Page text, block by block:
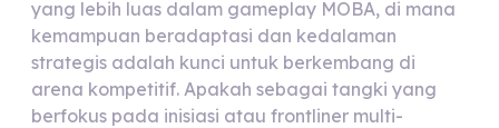
yang lebih luas dalam gameplay MOBA, di mana
kemampuan beradaptasi dan kedalaman
strategis adalah kunci untuk berkembang di
arena kompetitif. Apakah sebagai tangki yang
berfokus pada inisiasi atau frontliner multi-